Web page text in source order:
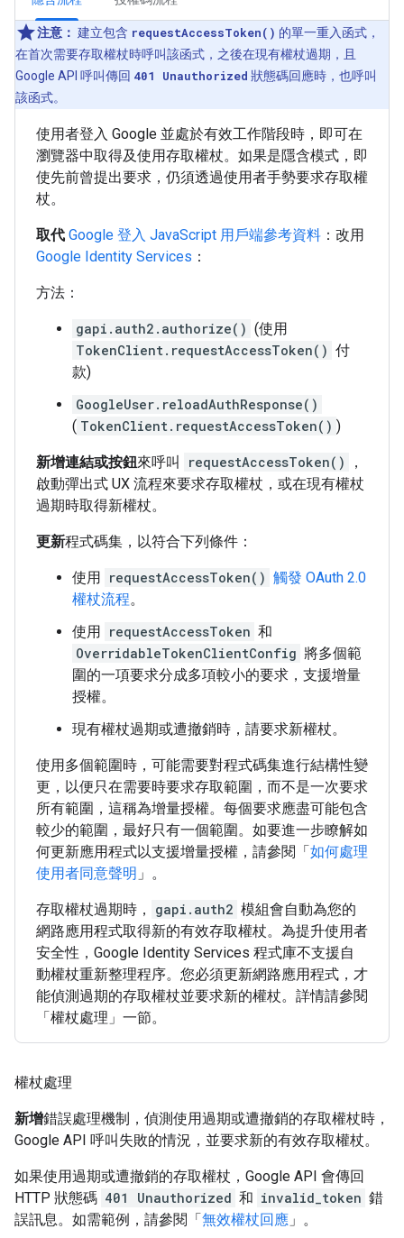
注意： 建立包含 requestAccessToken() 的單一重入函式，
在首次需要存取權杖時呼叫該函式，之後在現有權杖過期，且
Google API 呼叫傳回 401 Unauthorized 狀態碼回應時，也呼叫
該函式。
使用者登入 Google 並處於有效工作階段時，即可在
瀏覽器中取得及使用存取權杖。如果是隱含模式，即
使先前曾提出要求，仍須透過使用者手勢要求存取權
杖。
取代 Google 登入 JavaScript 用戶端參考資料 ：改用
Google Identity Services ：
方法：
gapi.auth2.authorize() (使用
TokenClient.requestAccessToken() 付
款)
GoogleUser.reloadAuthResponse()
( TokenClient.requestAccessToken() )
新增連結或按鈕來呼叫 requestAccessToken()
，
啟動彈出式 UX 流程來要求存取權杖，或在現有權杖
過期時取得新權杖。
更新程式碼集，以符合下列條件：
使用 requestAccessToken() 觸發 OAuth 2.0
權杖流程。
使用 requestAccessToken 和
OverridableTokenClientConfig 將多個範
圍的一項要求分成多項較小的要求，支援增量
授權。
現有權杖過期或遭撤銷時，請要求新權杖。
使用多個範圍時，可能需要對程式碼集進行結構性變
更，以便只在需要時要求存取範圍，而不是一次要求
所有範圍，這稱為增量授權。每個要求應盡可能包含
較少的範圍，最好只有一個範圍。如要進一步瞭解如
何更新應用程式以支援增量授權，請參閱「如何處理
使用者同意聲明 」。
存取權杖過期時， gapi.auth2 模組會自動為您的
網路應用程式取得新的有效存取權杖。為提升使用者
安全性，Google Identity Services 程式庫不支援自
動權杖重新整理程序。您必須更新網路應用程式，才
能偵測過期的存取權杖並要求新的權杖。詳情請參閱
「權杖處理」一節。
權杖處理
新增錯誤處理機制，偵測使用過期或遭撤銷的存取權杖時，
Google API 呼叫失敗的情況，並要求新的有效存取權杖。
如果使用過期或遭撤銷的存取權杖，Google API 會傳回
HTTP 狀態碼 401 Unauthorized 和 invalid_token 錯
誤訊息。如需範例，請參閱「無效權杖回應 」。